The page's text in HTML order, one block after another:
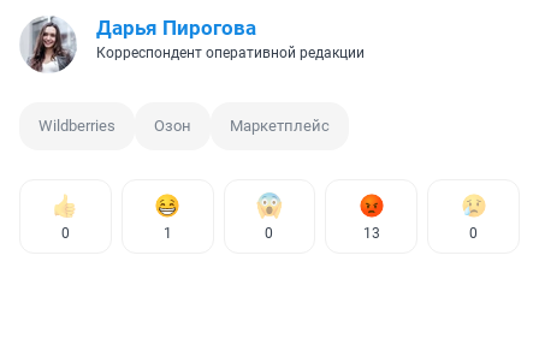
Дарья Пирогова
Корреспондент оперативной редакции
Wildberries Озон Маркетплейс
0 1 0 13 0